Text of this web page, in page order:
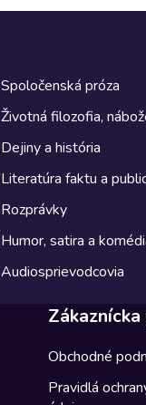
Spoločenská próza
Životná filozofia,
Dejiny a história
Literatúra faktu a
Rozprávky
Humor, satira a
Audiosprievodcovia
Obchodné
Pravidlá